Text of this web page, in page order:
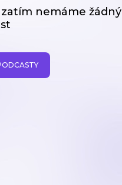
nemáme žádný